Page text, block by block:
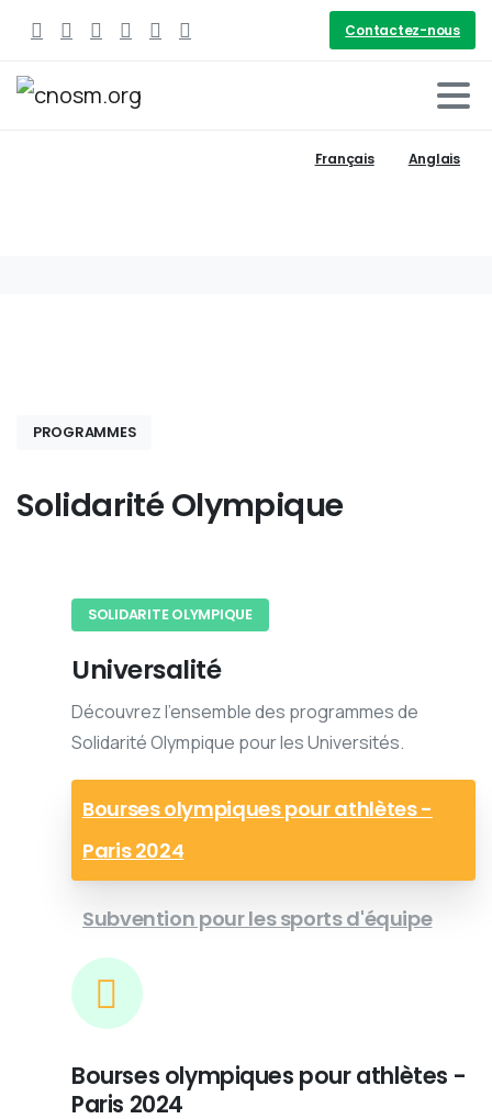
Contactez-nous
Français Anglais
PROGRAMMES
Solidarité Olympique
SOLIDARITE OLYMPIQUE
Universalité
Découvrez l'ensemble des programmes de
Solidarité Olympique pour les Universités.
Bourses olympiques pour athlètes -
Paris 2024
Subvention pour les sports d'équipe
Bourses olympiques pour athlètes -
Paris 2024